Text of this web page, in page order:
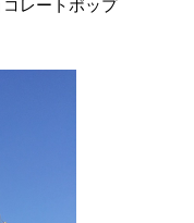
レートポップ